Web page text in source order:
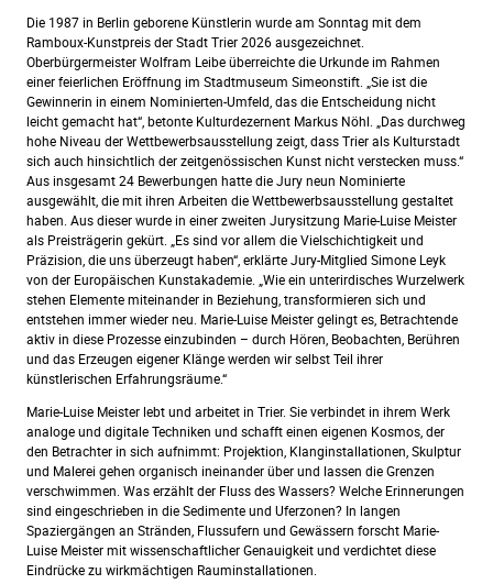
Die 1987 in Berlin geborene Künstlerin wurde am Sonntag mit dem
Ramboux-Kunstpreis der Stadt Trier 2026 ausgezeichnet.
Oberbürgermeister Wolfram Leibe überreichte die Urkunde im Rahmen
einer feierlichen Eröffnung im Stadtmuseum Simeonstift. „Sie ist die
Gewinnerin in einem Nominierten-Umfeld, das die Entscheidung nicht
leicht gemacht hat“, betonte Kulturdezernent Markus Nöhl. „Das durchweg
hohe Niveau der Wettbewerbsausstellung zeigt, dass Trier als Kulturstadt
sich auch hinsichtlich der zeitgenössischen Kunst nicht verstecken muss.“
Aus insgesamt 24 Bewerbungen hatte die Jury neun Nominierte
ausgewählt, die mit ihren Arbeiten die Wettbewerbsausstellung gestaltet
haben. Aus dieser wurde in einer zweiten Jurysitzung Marie-Luise Meister
als Preisträgerin gekürt. „Es sind vor allem die Vielschichtigkeit und
Präzision, die uns überzeugt haben“, erklärte Jury-Mitglied Simone Leyk
von der Europäischen Kunstakademie. „Wie ein unterirdisches Wurzelwerk
stehen Elemente miteinander in Beziehung, transformieren sich und
entstehen immer wieder neu. Marie-Luise Meister gelingt es, Betrachtende
aktiv in diese Prozesse einzubinden – durch Hören, Beobachten, Berühren
und das Erzeugen eigener Klänge werden wir selbst Teil ihrer
künstlerischen Erfahrungsräume.“
Marie-Luise Meister lebt und arbeitet in Trier. Sie verbindet in ihrem Werk
analoge und digitale Techniken und schafft einen eigenen Kosmos, der
den Betrachter in sich aufnimmt: Projektion, Klanginstallationen, Skulptur
und Malerei gehen organisch ineinander über und lassen die Grenzen
verschwimmen. Was erzählt der Fluss des Wassers? Welche Erinnerungen
sind eingeschrieben in die Sedimente und Uferzonen? In langen
Spaziergängen an Stränden, Flussufern und Gewässern forscht Marie-
Luise Meister mit wissenschaftlicher Genauigkeit und verdichtet diese
Eindrücke zu wirkmächtigen Rauminstallationen.